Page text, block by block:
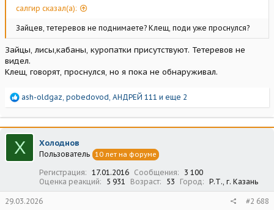
салгир сказал(а):
Зайцев, тетеревов не поднимаете? Клещ, поди уже проснулся?
Зайцы, лисы,кабаны, куропатки присутствуют. Тетеревов не
видел.
Клещ, говорят, проснулся, но я пока не обнаруживал.
Р
а
к
ц
и
и
ash-oldgaz, pobedovod, АНДРЕЙ 111 и еще 2
Х Холоднов
Пользователь 10 лет на форуме
Регистрация 17.01.2016 Сообщения
3 100
Оценка реакций
5 931 Возраст 53 Город Р.Т., г. Казань
29.03.2026 #2 688